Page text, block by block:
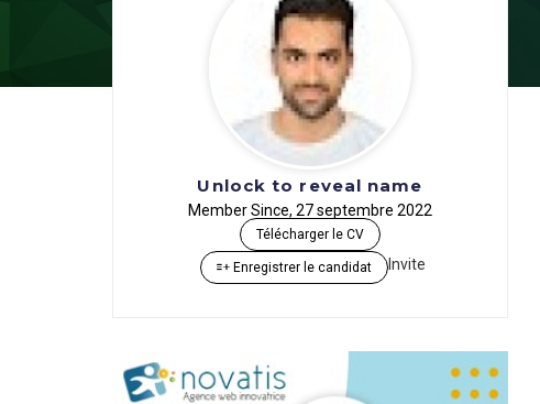
Unlock to reveal name
Member Since, 27 septembre 2022
Télécharger le CV
Enregistrer le candidat Invite